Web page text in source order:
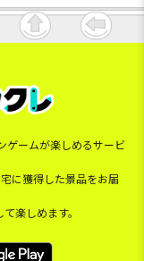
ゲームが楽しめるサービ
に獲得した景品をお届
楽しめます。